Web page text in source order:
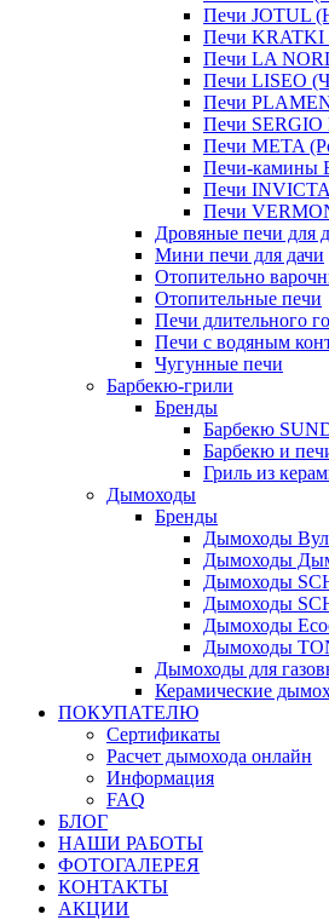
Печи JOTUL
Печи KRATKI
Печи LA
Печи LISEO
Печи
Печи SERGIO
Печи META
Печи-камины
Печи
Печи
Дровяные печи для
Мини печи для дачи
Отопительно
Отопительные печи
Печи длительного
Печи с водяным
Чугунные печи
Барбекю-грили
Бренды
Барбекю
Барбекю и
Гриль из
Дымоходы
Бренды
Дымоходы
Дымоходы
Дымоходы
Дымоходы
Дымоходы
Дымоходы
Дымоходы для
Керамические
ПОКУПАТЕЛЮ
Сертификаты
Расчет дымохода онлайн
Информация
FAQ
БЛОГ
НАШИ РАБОТЫ
ФОТОГАЛЕРЕЯ
КОНТАКТЫ
АКЦИИ